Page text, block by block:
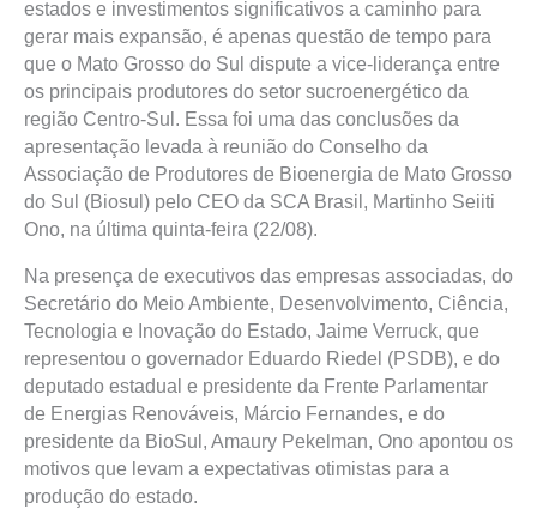
estados e investimentos significativos a caminho para
gerar mais expansão, é apenas questão de tempo para
que o Mato Grosso do Sul dispute a vice-liderança entre
os principais produtores do setor sucroenergético da
região Centro-Sul. Essa foi uma das conclusões da
apresentação levada à reunião do Conselho da
Associação de Produtores de Bioenergia de Mato Grosso
do Sul (Biosul) pelo CEO da SCA Brasil, Martinho Seiiti
Ono, na última quinta-feira (22/08).
Na presença de executivos das empresas associadas, do
Secretário do Meio Ambiente, Desenvolvimento, Ciência,
Tecnologia e Inovação do Estado, Jaime Verruck, que
representou o governador Eduardo Riedel (PSDB), e do
deputado estadual e presidente da Frente Parlamentar
de Energias Renováveis, Márcio Fernandes, e do
presidente da BioSul, Amaury Pekelman, Ono apontou os
motivos que levam a expectativas otimistas para a
produção do estado.